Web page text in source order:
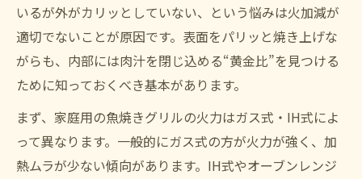
いるが外がカリッとしていない、という悩みは火加減が
適切でないことが原因です。表面をパリッと焼き上げな
がらも、内部には肉汁を閉じ込める“黄金比”を見つける
ために知っておくべき基本があります。
まず、家庭用の魚焼きグリルの火力はガス式・IH式によ
って異なります。一般的にガス式の方が火力が強く、加
熱ムラが少ない傾向があります。IH式やオーブンレンジ